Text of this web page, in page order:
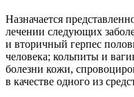
Назначается
лечении следующих
и вторичный герпес
человека; кольпиты и
болезни кожи,
в качестве одного из